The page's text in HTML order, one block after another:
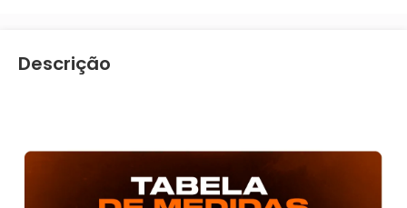
Descrição